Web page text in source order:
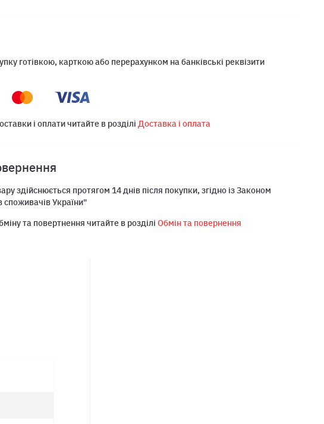
готівкою, карткою або перерахунком на банківські реквізити
і оплати читайте в розділі Доставка і оплата
здійснюється протягом 14 днів після покупки, згідно із Законом
споживачів України"
та повертнення читайте в розділі Обмін та повернення